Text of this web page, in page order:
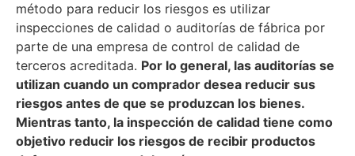
método para reducir los riesgos es utilizar
inspecciones de calidad o auditorías de fábrica por
parte de una empresa de control de calidad de
terceros acreditada. Por lo general, las auditorías se
utilizan cuando un comprador desea reducir sus
riesgos antes de que se produzcan los bienes.
Mientras tanto, la inspección de calidad tiene como
objetivo reducir los riesgos de recibir productos